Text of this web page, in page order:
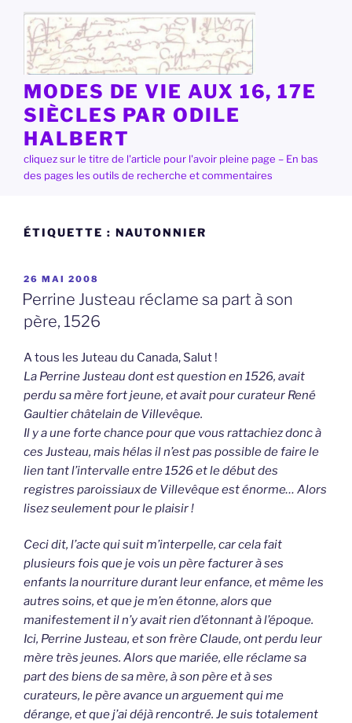
contenu
principal
MODES DE VIE AUX 16, 17E
SIÈCLES PAR ODILE
HALBERT
cliquez sur le titre de l'article pour l'avoir pleine page – En bas
des pages les outils de recherche et commentaires
ÉTIQUETTE : NAUTONNIER
PUBLIÉ
LE
26 MAI 2008
Perrine Justeau réclame sa part à son
père, 1526
A tous les Juteau du Canada, Salut !
La Perrine Justeau dont est question en 1526, avait
perdu sa mère fort jeune, et avait pour curateur René
Gaultier châtelain de Villevêque.
Il y a une forte chance pour que vous rattachiez donc à
ces Justeau, mais hélas il n’est pas possible de faire le
lien tant l’intervalle entre 1526 et le début des
registres paroissiaux de Villevêque est énorme… Alors
lisez seulement pour le plaisir !
Ceci dit, l’acte qui suit m’interpelle, car cela fait
plusieurs fois que je vois un père facturer à ses
enfants la nourriture durant leur enfance, et même les
autres soins, et que je m’en étonne, alors que
manifestement il n’y avait rien d’étonnant à l’époque.
Ici, Perrine Justeau, et son frère Claude, ont perdu leur
mère très jeunes. Alors que mariée, elle réclame sa
part des biens de sa mère, à son père et à ses
curateurs, le père avance un arguement qui me
dérange, et que j’ai déjà rencontré. Je suis totalement